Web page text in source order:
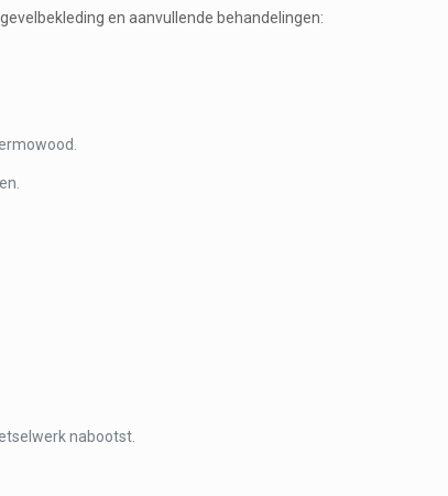
en aanvullende behandelingen:
nabootst.